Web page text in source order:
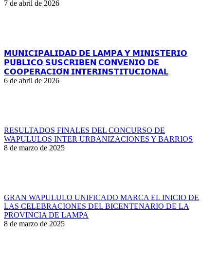
7 de abril de 2026
𝗠𝗨𝗡𝗜𝗖𝗜𝗣𝗔𝗟𝗜𝗗𝗔𝗗 𝗗𝗘 𝗟𝗔𝗠𝗣𝗔 𝗬 𝗠𝗜𝗡𝗜𝗦𝗧𝗘𝗥𝗜𝗢
𝗣𝗨́𝗕𝗟𝗜𝗖𝗢 𝗦𝗨𝗦𝗖𝗥𝗜𝗕𝗘𝗡 𝗖𝗢𝗡𝗩𝗘𝗡𝗜𝗢 𝗗𝗘
𝗖𝗢𝗢𝗣𝗘𝗥𝗔𝗖𝗜𝗢́𝗡 𝗜𝗡𝗧𝗘𝗥𝗜𝗡𝗦𝗧𝗜𝗧𝗨𝗖𝗜𝗢𝗡𝗔𝗟
6 de abril de 2026
RESULTADOS FINALES DEL CONCURSO DE
WAPULULOS INTER URBANIZACIONES Y BARRIOS
8 de marzo de 2025
GRAN WAPULULO UNIFICADO MARCA EL INICIO DE
LAS CELEBRACIONES DEL BICENTENARIO DE LA
PROVINCIA DE LAMPA
8 de marzo de 2025